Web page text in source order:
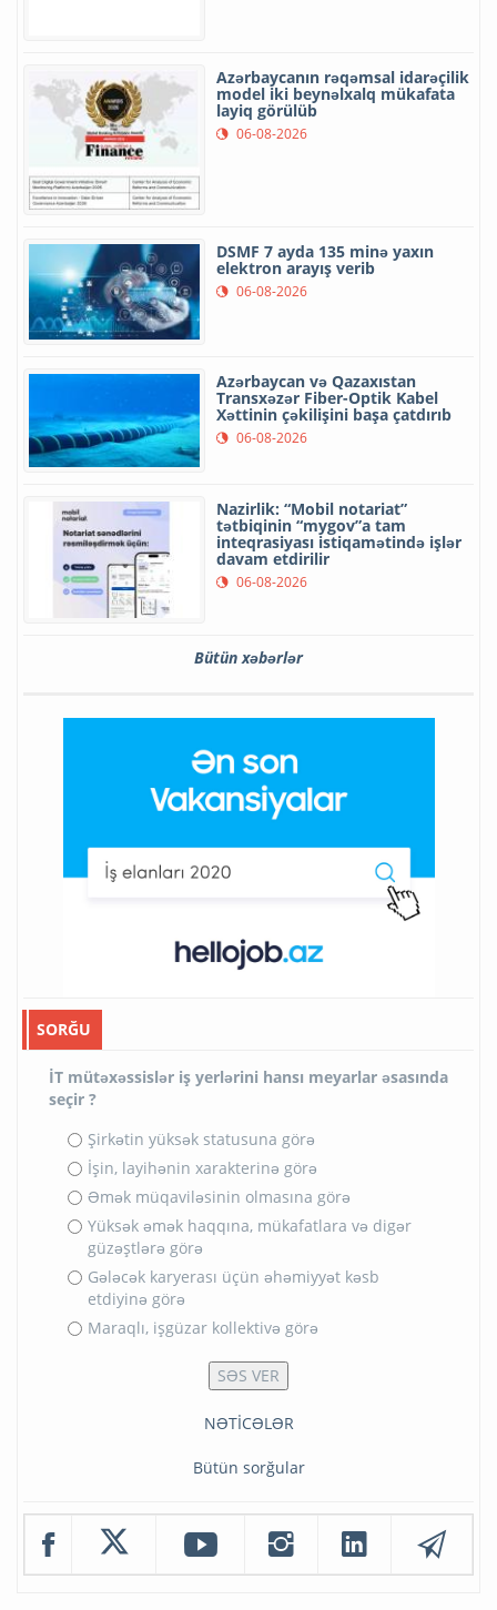
Azərbaycanın rəqəmsal idarəçilik
model iki beynəlxalq mükafata
layiq görülüb
06-08-2026
DSMF 7 ayda 135 minə yaxın
elektron arayış verib
06-08-2026
Azərbaycan və Qazaxıstan
Transxəzər Fiber-Optik Kabel
Xəttinin çəkilişini başa çatdırıb
06-08-2026
Nazirlik: “Mobil notariat”
tətbiqinin “mygov”a tam
inteqrasiyası istiqamətində işlər
davam etdirilir
06-08-2026
Bütün xəbərlər
SORĞU
İT mütəxəssislər iş yerlərini hansı meyarlar əsasında
seçir ?
Şirkətin yüksək statusuna görə
İşin, layihənin xarakterinə görə
Əmək müqaviləsinin olmasına görə
Yüksək əmək haqqına, mükafatlara və digər
güzəştlərə görə
Gələcək karyerası üçün əhəmiyyət kəsb
etdiyinə görə
Maraqlı, işgüzar kollektivə görə
NƏTİCƏLƏR
Bütün sorğular